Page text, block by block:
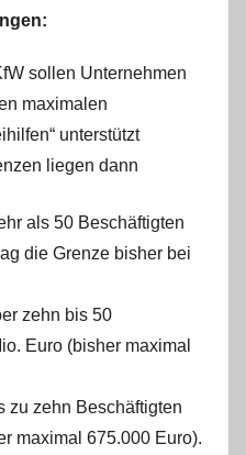
sollen Unternehmen
maximalen
unterstützt
liegen dann
als 50 Beschäftigten
die Grenze bisher bei
zehn bis 50
Euro (bisher maximal
zu zehn Beschäftigten
maximal 675.000 Euro).